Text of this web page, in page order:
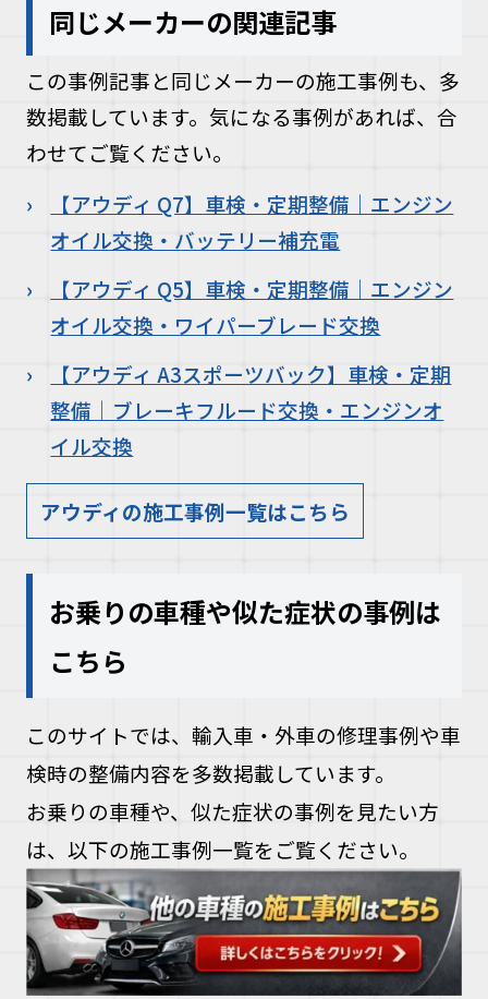
同じメーカーの関連記事
この事例記事と同じメーカーの施工事例も、多
数掲載しています。気になる事例があれば、合
わせてご覧ください。
【アウディ Q7】車検・定期整備｜エンジン
オイル交換・バッテリー補充電
【アウディ Q5】車検・定期整備｜エンジン
オイル交換・ワイパーブレード交換
【アウディ A3スポーツバック】車検・定期
整備｜ブレーキフルード交換・エンジンオ
イル交換
アウディの施工事例一覧はこちら
お乗りの車種や似た症状の事例は
こちら
このサイトでは、輸入車・外車の修理事例や車
検時の整備内容を多数掲載しています。
お乗りの車種や、似た症状の事例を見たい方
は、以下の施工事例一覧をご覧ください。